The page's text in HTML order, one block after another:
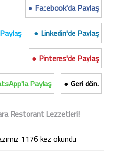
● Facebook'da Paylaş
● Linkedin'de Paylaş
● Pinteres'de Paylaş
Paylaş
● Geri dön.
Restorant Lezzetleri!
1176 kez okundu